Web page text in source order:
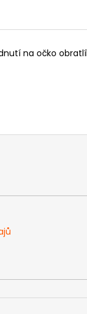
na očko